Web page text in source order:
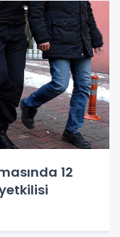
12